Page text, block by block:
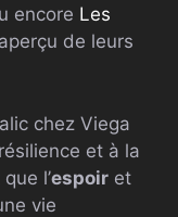
encore Les
de leurs
chez Viega
et à la
l’espoir et
vie